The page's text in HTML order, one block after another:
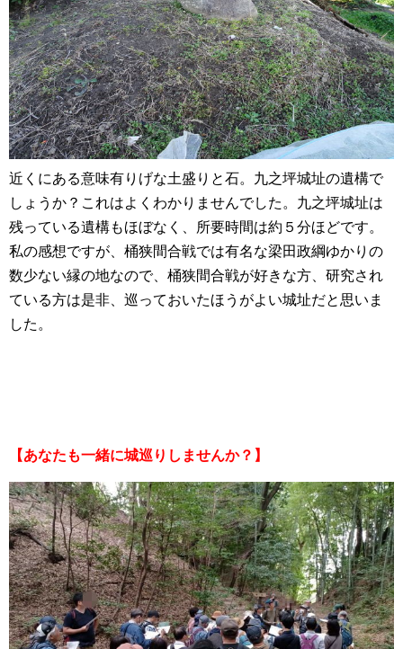
近くにある意味有りげな土盛りと石。九之坪城址の遺構で
しょうか？これはよくわかりませんでした。九之坪城址は
残っている遺構もほぼなく、所要時間は約５分ほどです。
私の感想ですが、桶狭間合戦では有名な梁田政綱ゆかりの
数少ない縁の地なので、桶狭間合戦が好きな方、研究され
ている方は是非、巡っておいたほうがよい城址だと思いま
した。
【あなたも一緒に城巡りしませんか？】